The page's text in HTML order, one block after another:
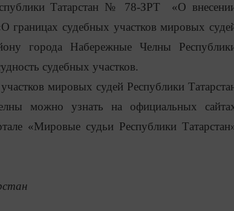
Татарстан № 78-ЗРТ «О
границах судебных участков мировых
города Набережные Челны
судебных участков.
мировых судей Республики
можно узнать на официальных
«Мировые судьи Республики